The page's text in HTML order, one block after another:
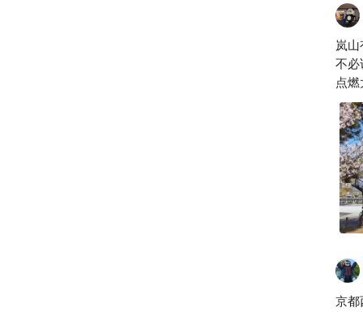
岚
岚山
不必
点
行
京都